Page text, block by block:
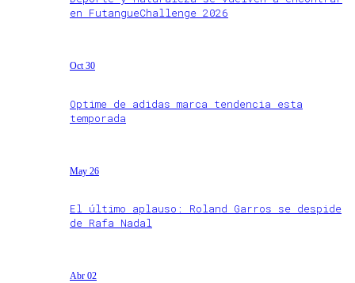
en FutangueChallenge 2026
Oct 30
Optime de adidas marca tendencia esta
temporada
May 26
El último aplauso: Roland Garros se despide
de Rafa Nadal
Abr 02